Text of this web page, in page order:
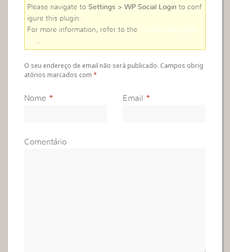
Please navigate to Settings > WP Social Login to conf
igure this plugin.
For more information, refer to the
online user guid
e
O seu endereço de email não será publicado. Campos obrig
atórios marcados com*
Nome * Email *
Comentário